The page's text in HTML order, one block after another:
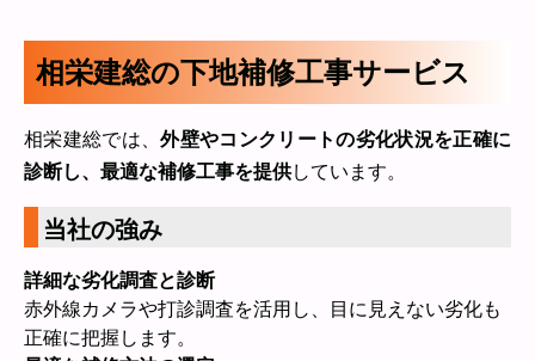
相栄建総の下地補修工事サービス
相栄建総では、外壁やコンクリートの劣化状況を正確に
診断し、最適な補修工事を提供しています。
当社の強み
詳細な劣化調査と診断
赤外線カメラや打診調査を活用し、目に見えない劣化も
正確に把握します。